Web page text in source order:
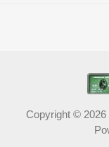
Copyright © 2026